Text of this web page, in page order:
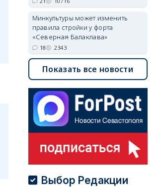
Минкультуры может изменить
правила стройки у форта
«Северная Балаклава»
18 2343
Показать все новости
Выбор Редакции